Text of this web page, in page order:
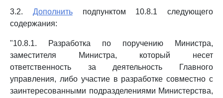
3.2. Дополнитьподпунктом 10.8.1 следующего
содержания:
"10.8.1. Разработка по поручению Министра,
заместителя Министра, который несет
ответственность за деятельность Главного
управления, либо участие в разработке совместно с
заинтересованными подразделениями Министерства,